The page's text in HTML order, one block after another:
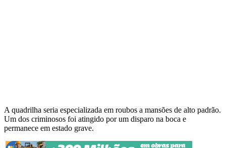
A quadrilha seria especializada em roubos a mansões de alto padrão.
Um dos criminosos foi atingido por um disparo na boca e
permanece em estado grave.